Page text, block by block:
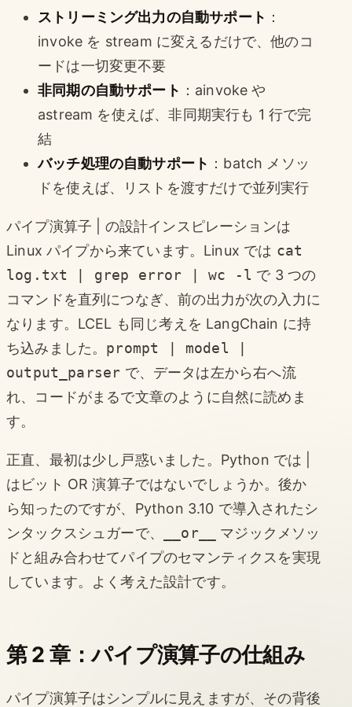
ストリーミング出力の自動サポート ：
invoke を stream に変えるだけで、他のコ
ードは一切変更不要
非同期の自動サポート ：ainvoke や
astream を使えば、非同期実行も 1 行で完
結
バッチ処理の自動サポート ：batch メソッ
ドを使えば、リストを渡すだけで並列実行
パイプ演算子 | の設計インスピレーションは
Linux パイプから来ています。Linux では cat
log.txt | grep error | wc -l で 3 つの
コマンドを直列につなぎ、前の出力が次の入力に
なります。LCEL も同じ考えを LangChain に持
ち込みました。 prompt | model |
output_parser で、データは左から右へ流
れ、コードがまるで文章のように自然に読めま
す。
正直、最初は少し戸惑いました。Python では |
はビット OR 演算子ではないでしょうか。後か
ら知ったのですが、Python 3.10 で導入されたシ
ンタックスシュガーで、
__or__
マジックメソッ
ドと組み合わせてパイプのセマンティクスを実現
しています。よく考えた設計です。
第 2 章：パイプ演算子の仕組み
パイプ演算子はシンプルに見えますが、その背後